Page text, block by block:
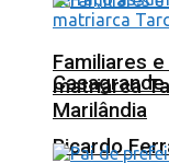
Ricardo
Familiares
matriarca
Marilândia